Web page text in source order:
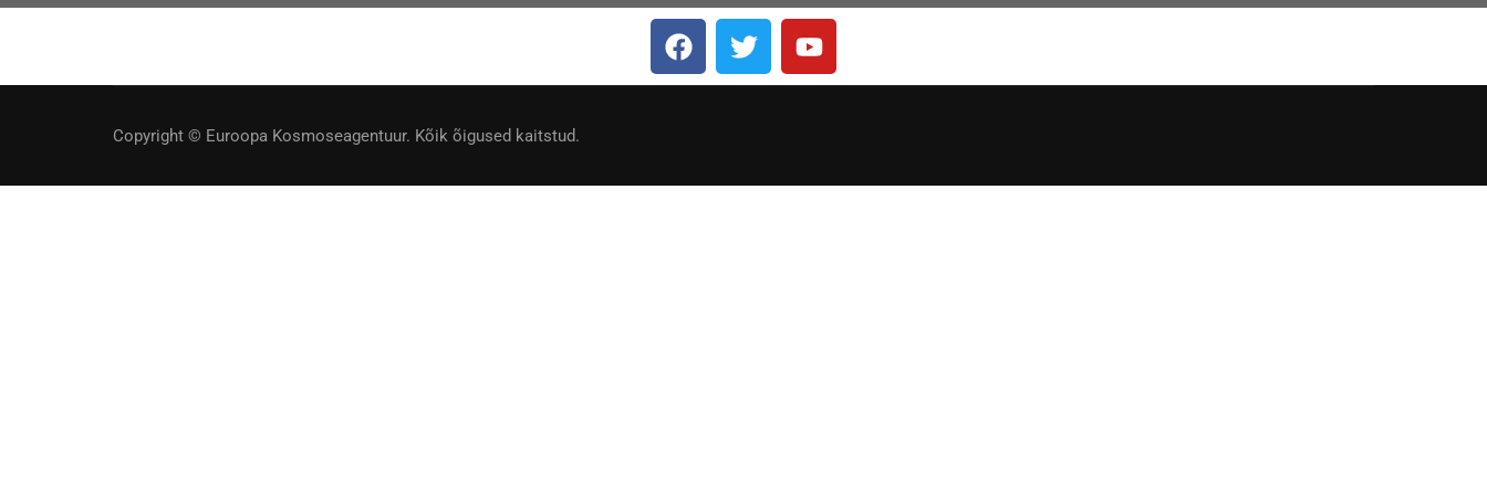
Copyright © Euroopa Kosmoseagentuur. Kõik õigused kaitstud.